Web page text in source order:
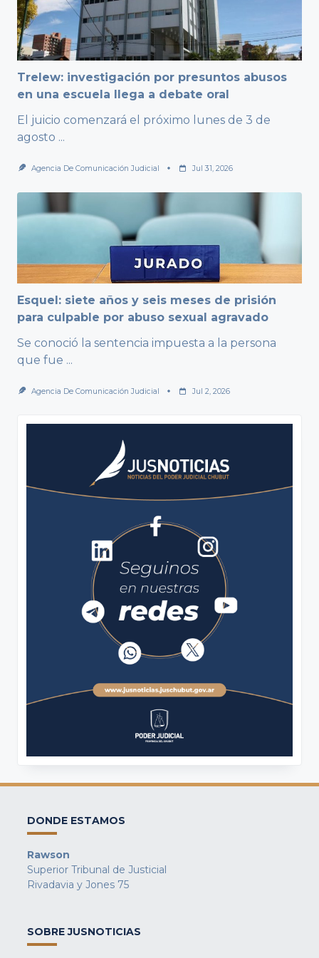
Trelew: investigación por presuntos abusos
en una escuela llega a debate oral
El juicio comenzará el próximo lunes de 3 de
agosto ...
Agencia De Comunicación Judicial Jul 31, 2026
Esquel: siete años y seis meses de prisión
para culpable por abuso sexual agravado
Se conoció la sentencia impuesta a la persona
que fue ...
Agencia De Comunicación Judicial Jul 2, 2026
DONDE ESTAMOS
Rawson
Superior Tribunal de Justicial
Rivadavia y Jones 75
SOBRE JUSNOTICIAS